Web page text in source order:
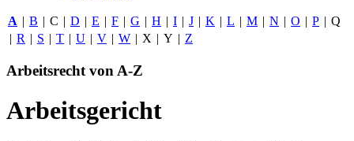
A | B | C | D | E | F | G | H | I | J | K | L | M | N | O | P | Q
| R | S | T | U | V | W | X | Y | Z
Arbeitsrecht von A-Z
Arbeitsgericht